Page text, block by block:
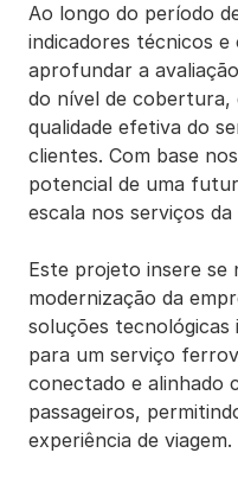
Ao longo do período
indicadores técnicos
aprofundar a
do nível de cobertura,
qualidade efetiva do
clientes. Com base
potencial de uma
escala nos serviços da
Este projeto insere se
modernização da
soluções
para um serviço
conectado e alinhado
passageiros,
experiência de viagem.